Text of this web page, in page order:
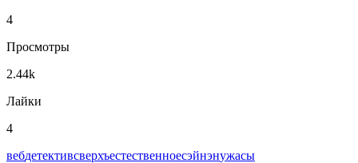
4
Просмотры
2.44k
Лайки
4
вебдетективсверхъестественноесэйнэнужасы